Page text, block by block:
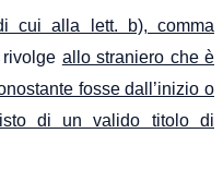
cui alla lett. b), comma
allo straniero che è
fosse dall’inizio o
di un valido titolo di